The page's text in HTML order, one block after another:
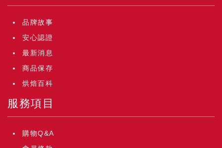
品牌故事
安心認證
最新消息
商品保存
烘焙百科
服務項目
購物Q&A